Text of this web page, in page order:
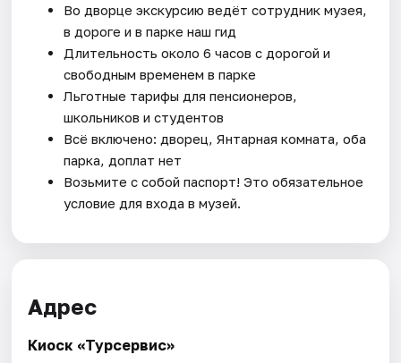
Во дворце экскурсию ведёт сотрудник музея,
в дороге и в парке наш гид
Длительность около 6 часов с дорогой и
свободным временем в парке
Льготные тарифы для пенсионеров,
школьников и студентов
Всё включено: дворец, Янтарная комната, оба
парка, доплат нет
Возьмите с собой паспорт! Это обязательное
условие для входа в музей.
Адрес
Киоск «Турсервис»